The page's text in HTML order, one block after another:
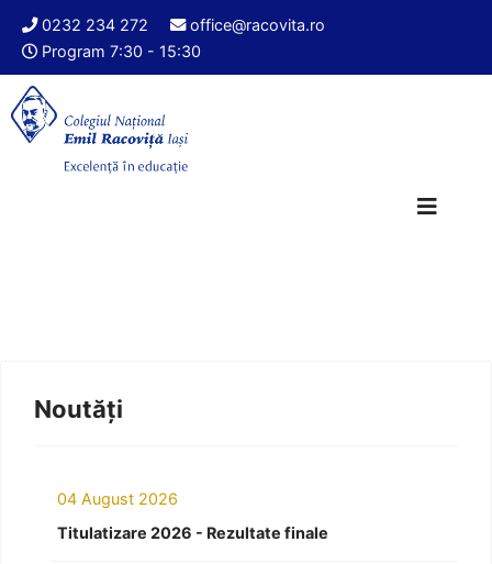
0232 234 272
office@racovita.ro
Program 7:30 - 15:30
Noutăți
04 August 2026
Titulatizare 2026 - Rezultate finale